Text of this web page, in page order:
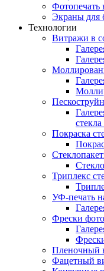
Фотопечать
Экраны для
Технологии
Витражи в
Покраска
Триплекс
УФ-печать
Фрески
Пленочный
Фацетный